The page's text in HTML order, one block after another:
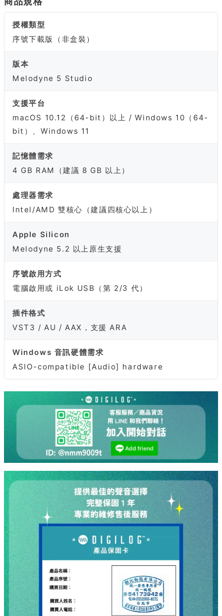
授權類型
序號下載版（非盒裝）
版本
Melodyne 5 Studio
支援平台
macOS 10.12（64-bit）以上 / Windows 10（64-
bit）、Windows 11
記憶體需求
4 GB RAM（建議 8 GB 以上）
處理器需求
Intel/AMD 雙核心（建議四核心以上）
Apple Silicon
Melodyne 5.2 以上原生支援
序號啟用方式
電腦啟用或 iLok USB（第 2/3 代）
插件格式
VST3 / AU / AAX，支援 ARA
Windows 音訊硬體需求
ASIO-compatible [Audio] hardware